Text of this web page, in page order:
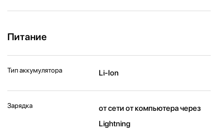
Питание
Тип аккумулятора Li-Ion
Зарядка
от сети от компьютера через
Lightning